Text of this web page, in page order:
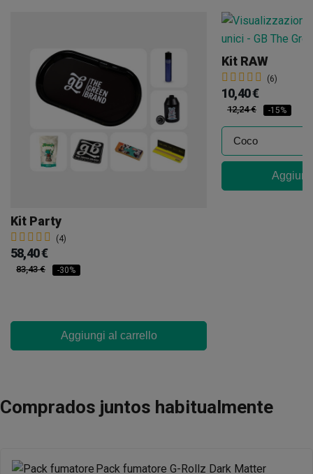
Kit Party
(4)
58,40 €
83,43 € -30%
Aggiungi al carrello
Kit RAW
(6)
10,40 €
12,24 € -15%
Comprados juntos habitualmente
Pack fumatore G-Rollz Dark Matter